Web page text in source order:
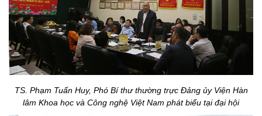
TS. Phạm Tuấn Huy, Phó Bí thư thường trực Đảng ủy Viện Hàn
lâm Khoa học và Công nghệ Việt Nam phát biểu tại đại hội